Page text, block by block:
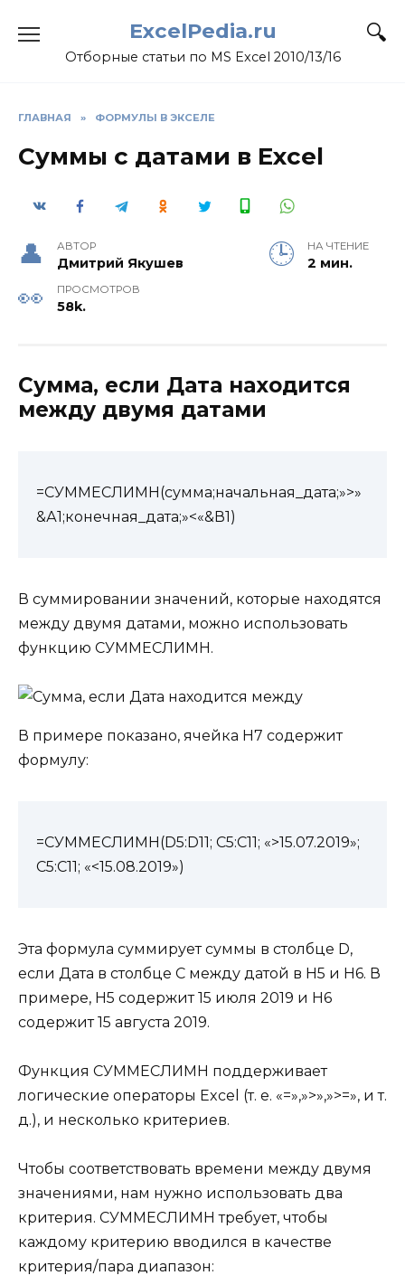
ExcelPedia.ru
Отборные статьи по MS Excel 2010/13/16
ГЛАВНАЯ » ФОРМУЛЫ В ЭКСЕЛЕ
Суммы с датами в Excel
АВТОР
Дмитрий Якушев
НА ЧТЕНИЕ
2 мин.
ПРОСМОТРОВ
58k.
Сумма, если Дата находится
между двумя датами
=СУММЕСЛИМН(сумма;начальная_дата;»>»
&А1;конечная_дата;»<«&В1)
В суммировании значений, которые находятся
между двумя датами, можно использовать
функцию СУММЕСЛИМН.
В примере показано, ячейка H7 содержит
формулу:
=СУММЕСЛИМН(D5:D11; C5:C11; «>15.07.2019»;
C5:C11; «<15.08.2019»)
Эта формула суммирует суммы в столбце D,
если Дата в столбце C между датой в Н5 и Н6. В
примере, Н5 содержит 15 июля 2019 и H6
содержит 15 августа 2019.
Функция СУММЕСЛИМН поддерживает
логические операторы Excel (т. е. «=»,»>»,»>=», и т.
д.), и несколько критериев.
Чтобы соответствовать времени между двумя
значениями, нам нужно использовать два
критерия. СУММЕСЛИМН требует, чтобы
каждому критерию вводился в качестве
критерия/пара диапазон: